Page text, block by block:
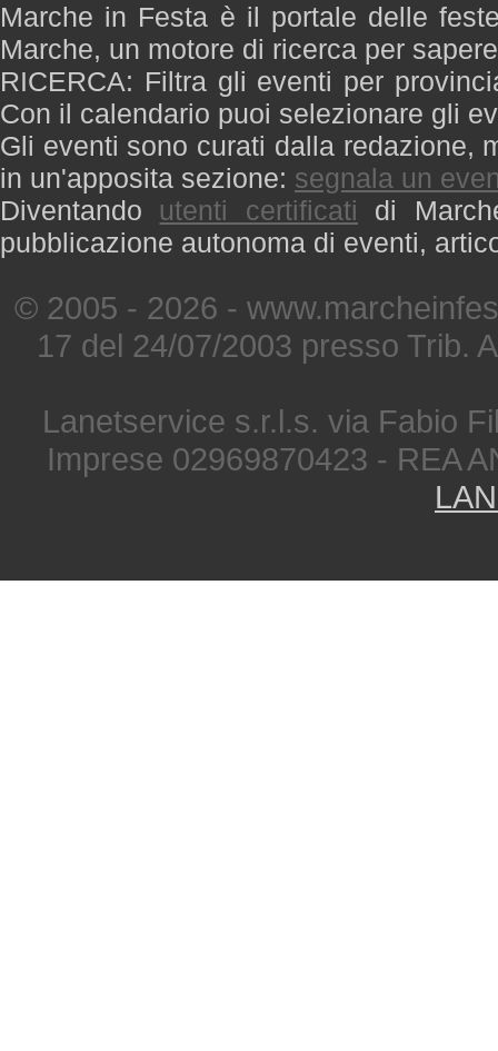
Marche in Festa è il portale delle
Marche, un motore di ricerca per
RICERCA: Filtra gli eventi per
Con il calendario puoi selezionare gli
Gli eventi sono curati dalla redazione,
in un'apposita sezione: segnala un
Diventando utenti certificati di
pubblicazione autonoma di eventi,
© 2005 - 2026 -
17 del 24/07/2003 presso Trib.
Lanetservice s.r.l.s. via Fabio
Imprese 02969870423 - REA